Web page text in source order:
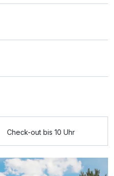
270,00 €
Check-out bis 10 Uhr